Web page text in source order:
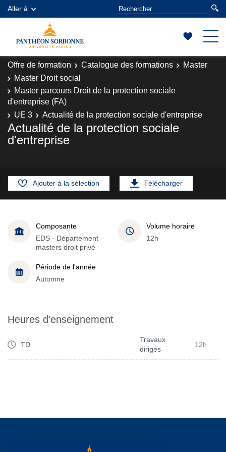
Aller à
Offre de formation Catalogue des formations
Master
Master Droit social
Master parcours Droit de la protection sociale
d'entreprise (FA)
UE 3
Actualité de la protection sociale d'entreprise
Actualité de la protection sociale
d'entreprise
Ajouter à la sélection Télécharger
Composante
EDS - Département
masters droit privé
Volume horaire
12h
Période de l'année
Automne
Heures d'enseignement
TD
Travaux
dirigés
12h